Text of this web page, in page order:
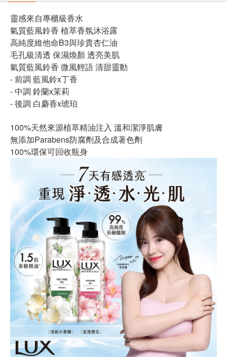
靈感來自專櫃級香水
氣質藍風鈴香 植萃香氛沐浴露
高純度維他命B3與珍貴杏仁油
毛孔級清透 保濕煥顏 透亮美肌
氣質藍風鈴香 微風輕語 清甜靈動
- 前調 藍風鈴x丁香
- 中調 鈴蘭x茉莉
- 後調 白麝香x琥珀
100%天然來源植萃精油注入 溫和潔淨肌膚
無添加Parabens防腐劑及合成著色劑
100%環保可回收瓶身